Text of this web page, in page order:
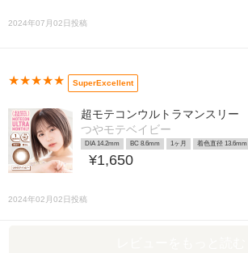
2024年07月02日投稿
★★★★★ SuperExcellent
超モテコンウルトラマンスリー
つやモテベイビー
DIA 14.2mm BC 8.6mm 1ヶ月 着色直径 13.6mm
¥1,650
2024年02月02日投稿